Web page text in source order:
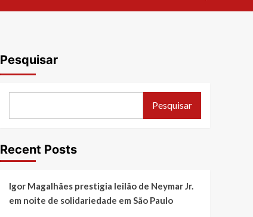
Pesquisar
Pesquisar
Recent Posts
Igor Magalhães prestigia leilão de Neymar Jr.
em noite de solidariedade em São Paulo